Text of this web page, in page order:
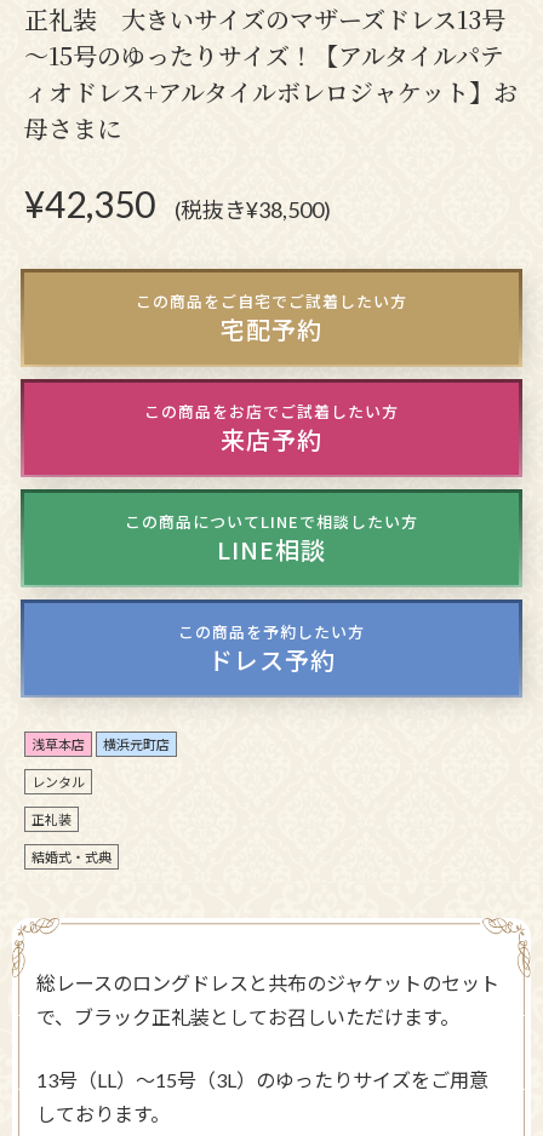
正礼装 大きいサイズのマザーズドレス13号
～15号のゆったりサイズ！【アルタイルパテ
ィオドレス+アルタイルボレロジャケット】お
母さまに
¥42,350 (税抜き¥38,500)
この商品をご自宅でご試着したい方
宅配予約
この商品をお店でご試着したい方
来店予約
この商品についてLINEで相談したい方
LINE相談
この商品を予約したい方
ドレス予約
浅草本店 横浜元町店
レンタル
正礼装
結婚式・式典
総レースのロングドレスと共布のジャケットのセット
で、ブラック正礼装としてお召しいただけます。
13号（LL）～15号（3L）のゆったりサイズをご用意
しております。